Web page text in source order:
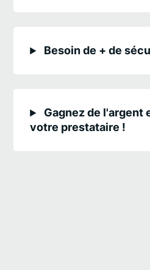
Besoin de + de
Gagnez de l'argent
votre prestataire !